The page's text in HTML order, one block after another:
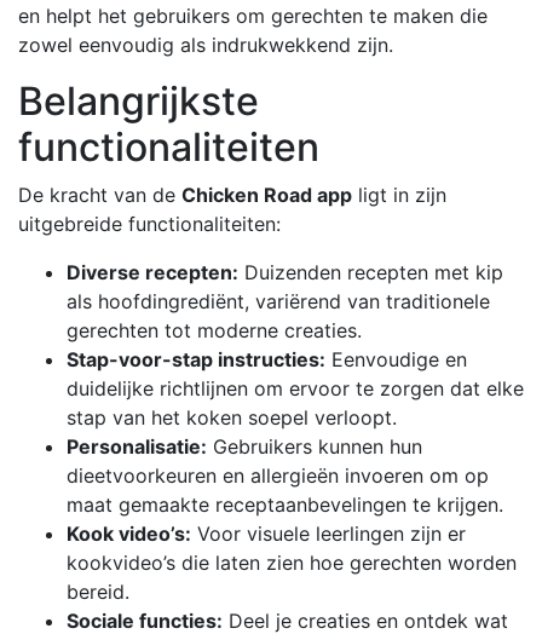
en helpt het gebruikers om gerechten te maken die
zowel eenvoudig als indrukwekkend zijn.
Belangrijkste
functionaliteiten
De kracht van de Chicken Road app ligt in zijn
uitgebreide functionaliteiten:
Diverse recepten: Duizenden recepten met kip
als hoofdingrediënt, variërend van traditionele
gerechten tot moderne creaties.
Stap-voor-stap instructies: Eenvoudige en
duidelijke richtlijnen om ervoor te zorgen dat elke
stap van het koken soepel verloopt.
Personalisatie: Gebruikers kunnen hun
dieetvoorkeuren en allergieën invoeren om op
maat gemaakte receptaanbevelingen te krijgen.
Kook video’s: Voor visuele leerlingen zijn er
kookvideo’s die laten zien hoe gerechten worden
bereid.
Sociale functies: Deel je creaties en ontdek wat